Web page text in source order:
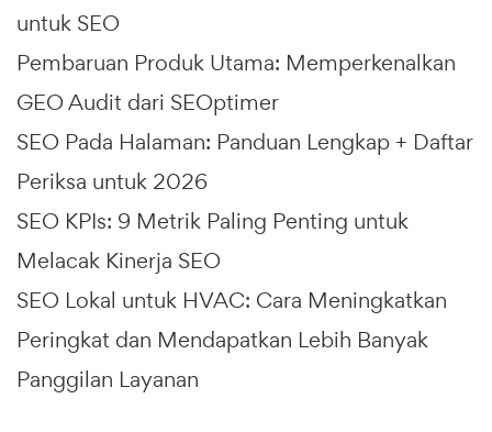
untuk SEO
Pembaruan Produk Utama: Memperkenalkan
GEO Audit dari SEOptimer
SEO Pada Halaman: Panduan Lengkap + Daftar
Periksa untuk 2026
SEO KPIs: 9 Metrik Paling Penting untuk
Melacak Kinerja SEO
SEO Lokal untuk HVAC: Cara Meningkatkan
Peringkat dan Mendapatkan Lebih Banyak
Panggilan Layanan